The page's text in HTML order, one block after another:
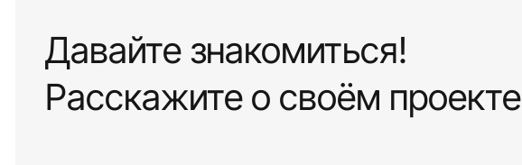
Давайте знакомиться!
Расскажите о своём проекте